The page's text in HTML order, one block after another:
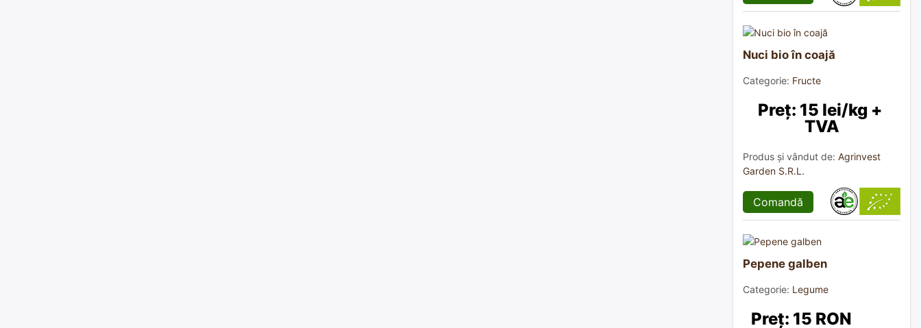
Nuci bio în coajă
Categorie: Fructe
Preț: 15 lei/kg +
TVA
Produs și vândut de: Agrinvest
Garden S.R.L.
Comandă
Pepene galben
Categorie: Legume
Preț: 15 RON